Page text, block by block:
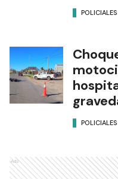
POLICIALES
POLICIALES
Ads